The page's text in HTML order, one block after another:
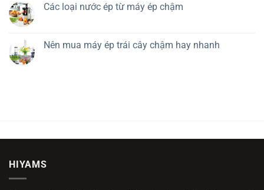
Các loại nước ép từ máy ép chậm
Nên mua máy ép trái cây chậm hay nhanh
HIYAMS